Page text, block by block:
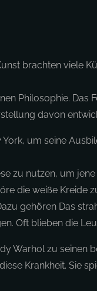
brachten viele
Philosophie.
davon
um seine
zu nutzen, um
die weiße Kreide
gehören Das
Oft blieben die
zu seinen
Krankheit. Sie